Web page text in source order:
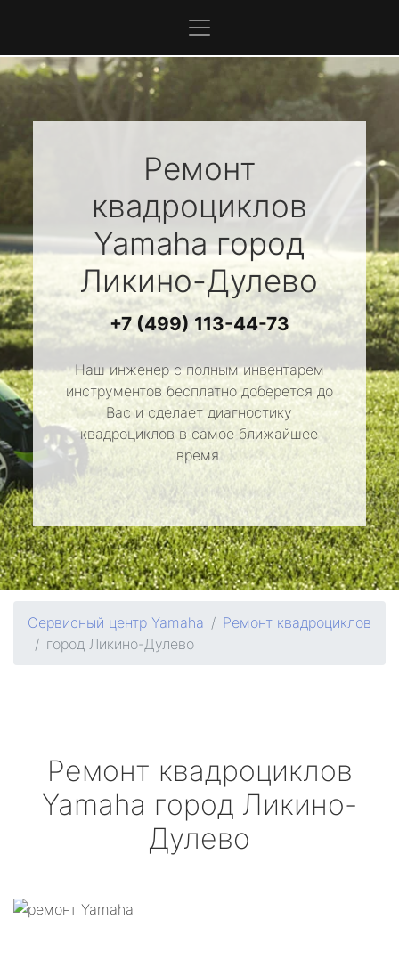
Ремонт
квадроциклов
Yamahaгород
Ликино-Дулево
+7 (499) 113-44-73
Наш инженер с полным инвентарем
инструментов бесплатно доберется до
Вас и сделает диагностику
квадроциклов в самое ближайшее
время.
Сервисный центр Yamaha
Ремонт квадроциклов
город Ликино-Дулево
Ремонт квадроциклов
Yamaha город Ликино-
Дулево